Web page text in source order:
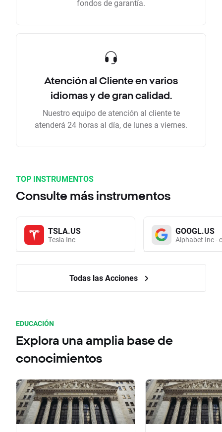
fondos de garantía.
Atención al Cliente en varios
idiomas y de gran calidad.
Nuestro equipo de atención al cliente te
atenderá 24 horas al día, de lunes a viernes.
TOP INSTRUMENTOS
Consulte más instrumentos
TSLA.US
Tesla Inc
GOOGL.US
Alphabet Inc -
Todas las Acciones
EDUCACIÓN
Explora una amplia base de
conocimientos